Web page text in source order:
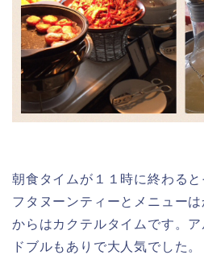
朝食タイムが１１時に終わる
フタヌーンティーとメニュー
からはカクテルタイムです。
ドブルもありで大人気でした。